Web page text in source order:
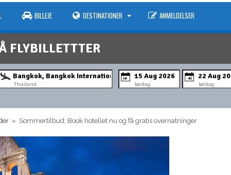
BILLEJE DESTINATIONER ANMELDELSER
FLYBILLETTTER
Thailand lørdag lørdag
» Sommertilbud: Book hotellet nu og få gratis overnatninger